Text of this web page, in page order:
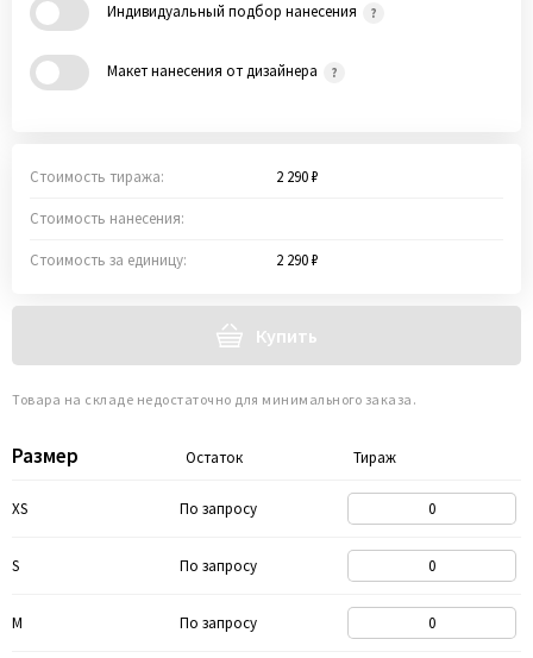
Размер Остаток Тираж
XS По запросу
S По запросу
M По запросу
Индивидуальный подбор нанесения
Макет нанесения от дизайнера
Стоимость тиража: 2 290 ₽
Стоимость нанесения:
Стоимость за единицу: 2 290 ₽
Купить
Товара на складе недостаточно для минимального заказа.